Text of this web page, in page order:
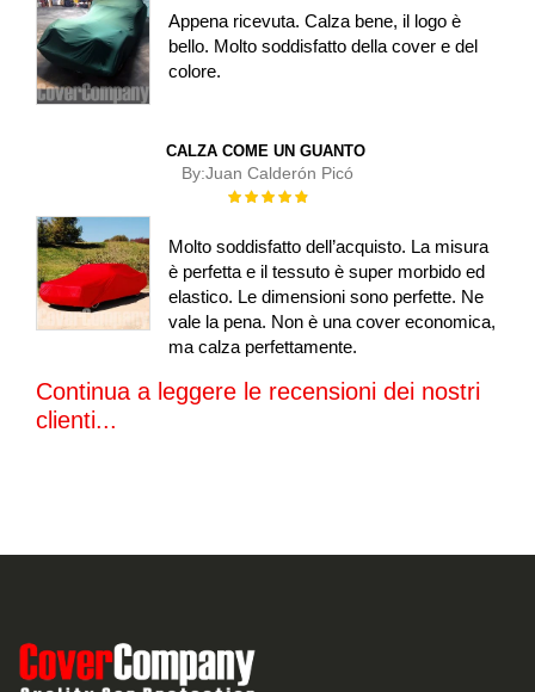
Appena ricevuta. Calza bene, il logo è
bello. Molto soddisfatto della cover e del
colore.
CALZA COME UN GUANTO
By:Juan Calderón Picó
Rating:
Molto soddisfatto dell’acquisto. La misura
è perfetta e il tessuto è super morbido ed
elastico. Le dimensioni sono perfette. Ne
vale la pena. Non è una cover economica,
ma calza perfettamente.
Continua a leggere le recensioni dei nostri
clienti...